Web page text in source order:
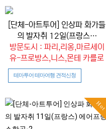
[단체-아트투어] 인상파 화가들
의 발자취 12일(프랑스…
방문도시 : 파리,리옹,마르세이
유-프로방스,니스,몬테 카를로
테마투어 테마여행 견적신청
Hot